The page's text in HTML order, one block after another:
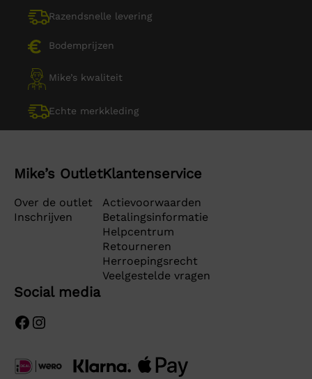
Razendsnelle levering
Bodemprijzen
Mike’s kwaliteit
Echte merkkleding
Mike’s Outlet
Over de outlet
Inschrijven
Klantenservice
Actievoorwaarden
Betalingsinformatie
Helpcentrum
Retourneren
Herroepingsrecht
Veelgestelde vragen
Social media
Facebook